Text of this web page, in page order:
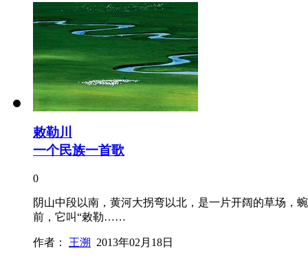
敕勒川
一个民族一首歌
0
阴山中段以南，黄河大拐弯以北，是一片开阔的草场，
前，它叫“敕勒……
作者： 王溯 2013年02月18日